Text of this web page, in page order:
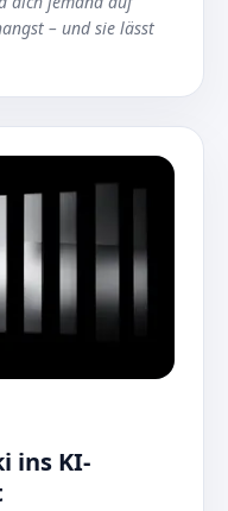
– und sie lässt
ins KI-